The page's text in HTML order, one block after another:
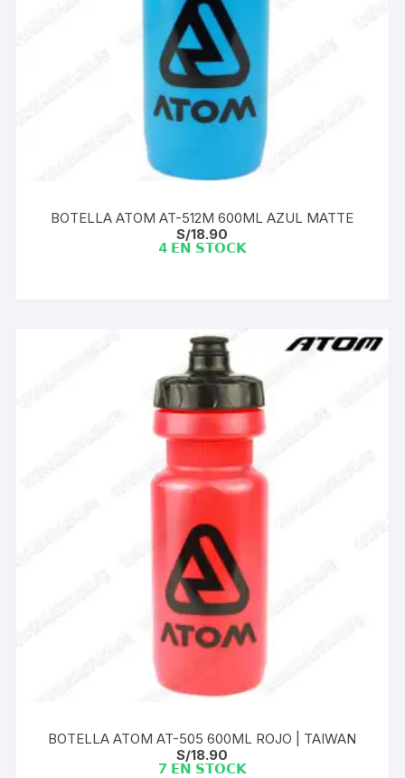
BOTELLA ATOM AT-512M 600ML AZUL MATTE
S/18.90
4 𝗘𝗡 𝗦𝗧𝗢𝗖𝗞
BOTELLA ATOM AT-505 600ML ROJO | TAIWAN
S/18.90
7 𝗘𝗡 𝗦𝗧𝗢𝗖𝗞